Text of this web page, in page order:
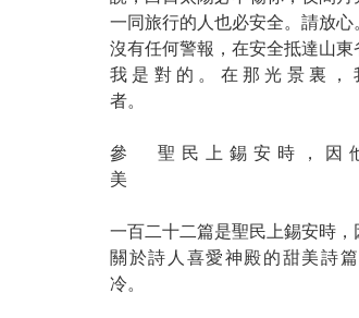
一同旅行的人也必安全。請放
沒有任何警報，在安全抵達山
我是對的。在那光景裏
者
參 聖民上錫安時，因
一百二十二篇是聖民上錫安時
關於詩人喜愛神殿的甜美詩
冷